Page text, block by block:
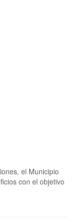
el Municipio
con el objetivo